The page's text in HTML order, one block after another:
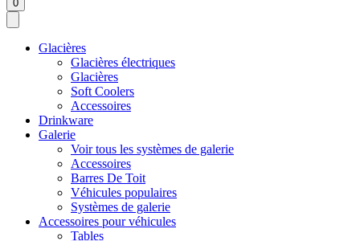
0
Glacières
Glacières électriques
Glacières
Soft Coolers
Accessoires
Drinkware
Galerie
Voir tous les systèmes de galerie
Accessoires
Barres De Toit
Véhicules populaires
Systèmes de galerie
Accessoires pour véhicules
Tables